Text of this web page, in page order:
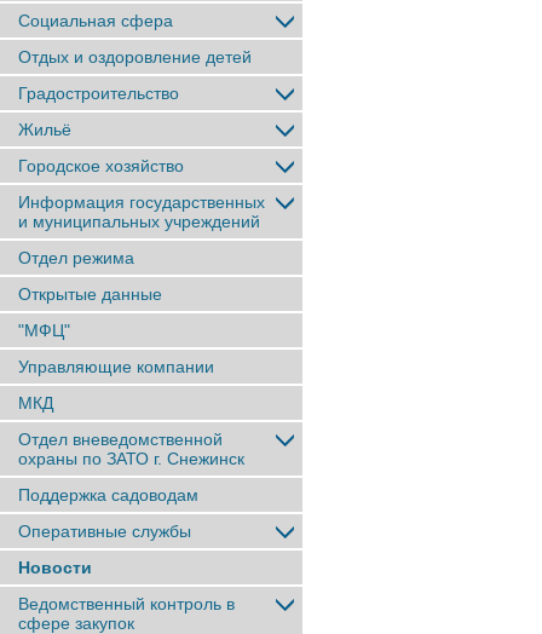
Социальная сфера
Отдых и оздоровление детей
Градостроительство
Жильё
Городское хозяйство
Информация государственных
и муниципальных учреждений
Отдел режима
Открытые данные
"МФЦ"
Управляющие компании
МКД
Отдел вневедомственной
охраны по ЗАТО г. Снежинск
Поддержка садоводам
Оперативные службы
Новости
Ведомственный контроль в
сфере закупок